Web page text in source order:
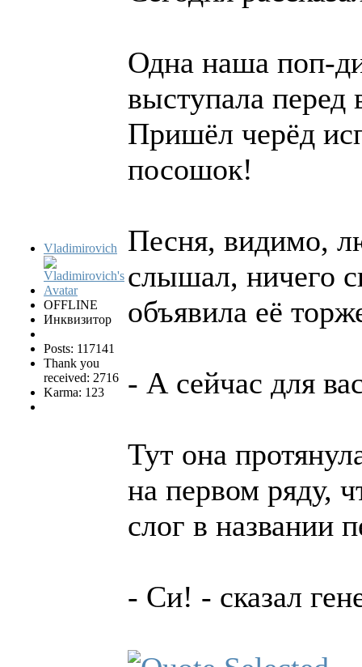
Vladimirovich
OFFLINE
Инквизитор
Posts: 117141
Thank you
received: 2716
Karma: 123
Одна наша поп-
выступала
Пришёл черёд
посошок!
Песня, видимо,
слышал, ничего
объявила её
- А сейчас для
Тут она
на первом ряду,
слог в названии
- Си! - сказал